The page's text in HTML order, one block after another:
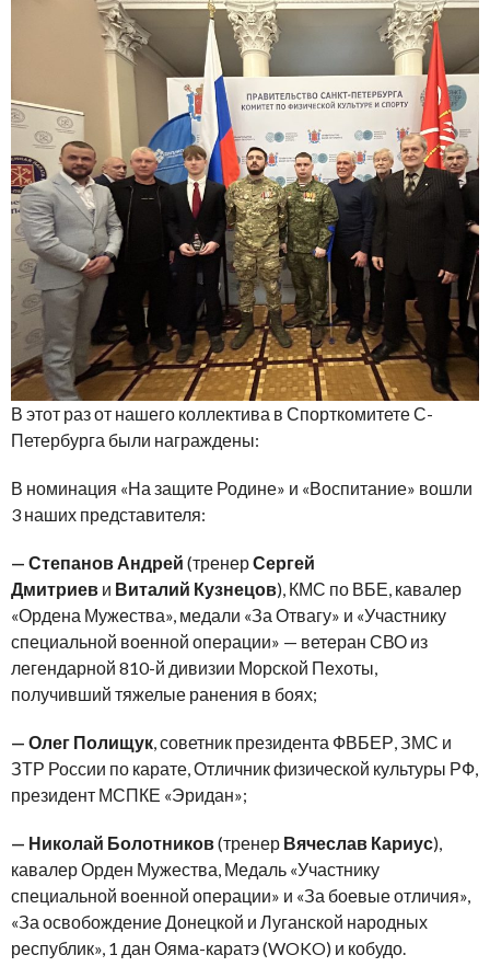
В этот раз от нашего коллектива в Спорткомитете С-
Петербурга были награждены:
В номинация «На защите Родине» и «Воспитание» вошли
3 наших представителя:
— Степанов Андрей (тренерСергей
Дмитриев и Виталий Кузнецов), КМС по ВБЕ, кавалер
«Ордена Мужества», медали «За Отвагу» и «Участнику
специальной военной операции» — ветеран СВО из
легендарной 810-й дивизии Морской Пехоты,
получивший тяжелые ранения в боях;
— Олег Полищук, советник президента ФВБЕР, ЗМС и
ЗТР России по карате, Отличник физической культуры РФ,
президент МСПКЕ «Эридан»;
— Николай Болотников(тренер Вячеслав Кариус),
кавалер Орден Мужества, Медаль «Участнику
специальной военной операции» и «За боевые отличия»,
«За освобождение Донецкой и Луганской народных
республик», 1 дан Ояма-каратэ (WOKO) и кобудо.